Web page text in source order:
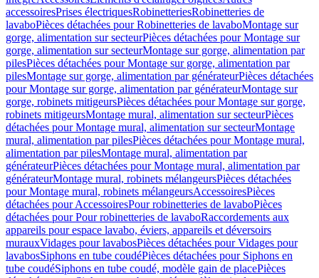
accessoiresPrises électriquesRobinetteriesRobinetteries de
lavaboPièces détachées pour Robinetteries de lavaboMontage sur
gorge, alimentation sur secteurPièces détachées pour Montage sur
gorge, alimentation sur secteurMontage sur gorge, alimentation par
pilesPièces détachées pour Montage sur gorge, alimentation par
pilesMontage sur gorge, alimentation par générateurPièces détachées
pour Montage sur gorge, alimentation par générateurMontage sur
gorge, robinets mitigeursPièces détachées pour Montage sur gorge,
robinets mitigeursMontage mural, alimentation sur secteurPièces
détachées pour Montage mural, alimentation sur secteurMontage
mural, alimentation par pilesPièces détachées pour Montage mural,
alimentation par pilesMontage mural, alimentation par
générateurPièces détachées pour Montage mural, alimentation par
générateurMontage mural, robinets mélangeursPièces détachées
pour Montage mural, robinets mélangeursAccessoiresPièces
détachées pour AccessoiresPour robinetteries de lavaboPièces
détachées pour Pour robinetteries de lavaboRaccordements aux
appareils pour espace lavabo, éviers, appareils et déversoirs
murauxVidages pour lavabosPièces détachées pour Vidages pour
lavabosSiphons en tube coudéPièces détachées pour Siphons en
tube coudéSiphons en tube coudé, modèle gain de placePièces